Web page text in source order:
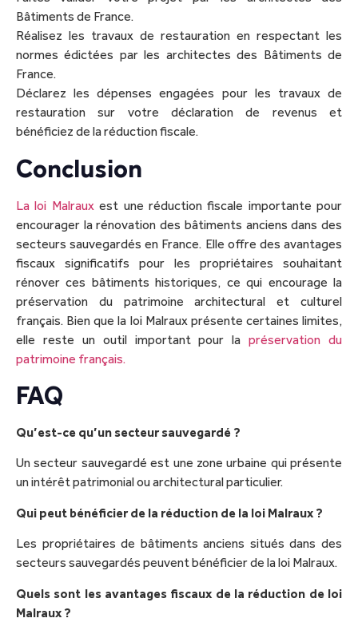
Bâtiments de France.
Réalisez les travaux de restauration en respectant les
normes édictées par les architectes des Bâtiments de
France.
Déclarez les dépenses engagées pour les travaux de
restauration sur votre déclaration de revenus et
bénéficiez de la réduction fiscale.
Conclusion
La loi Malraux est une réduction fiscale importante pour
encourager la rénovation des bâtiments anciens dans des
secteurs sauvegardés en France. Elle offre des avantages
fiscaux significatifs pour les propriétaires souhaitant
rénover ces bâtiments historiques, ce qui encourage la
préservation du patrimoine architectural et culturel
français. Bien que la loi Malraux présente certaines limites,
elle reste un outil important pour lapréservation du
patrimoine français.
FAQ
Qu’est-ce qu’un secteur sauvegardé ?
Un secteur sauvegardé est une zone urbaine qui présente
un intérêt patrimonial ou architectural particulier.
Qui peut bénéficier de la réduction de la loi Malraux ?
Les propriétaires de bâtiments anciens situés dans des
secteurs sauvegardés peuvent bénéficier de la loi Malraux.
Quels sont les avantages fiscaux de la réduction de loi
Malraux ?